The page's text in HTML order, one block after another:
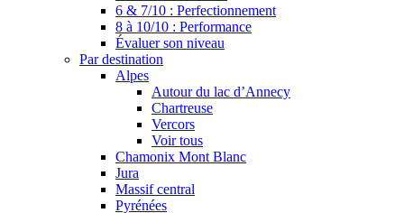
6 & 7/10 : Perfectionnement
8 à 10/10 : Performance
Évaluer son niveau
Par destination
Alpes
Autour du lac d’Annecy
Chartreuse
Vercors
Voir tous
Chamonix Mont Blanc
Jura
Massif central
Pyrénées